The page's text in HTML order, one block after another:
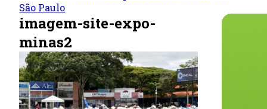
São Paulo
imagem-site-expo-
minas2